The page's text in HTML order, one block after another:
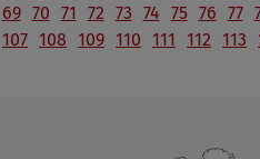
69 70 71 72 73 74 75 76 77
107 108 109 110 111 112 113